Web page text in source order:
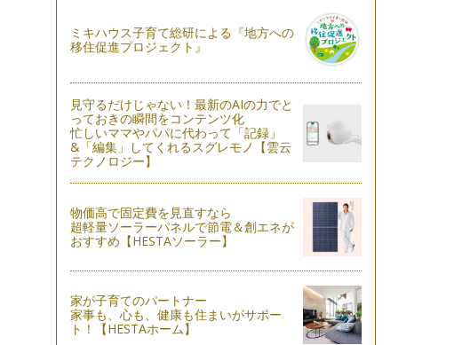
ミキハウス子育て総研による『地方への
移住促進プロジェクト』
見守るだけじゃない！最新のAIの力でと
っておきの瞬間をコンテンツ化
忙しいママやパパに代わって「記録」
&「編集」してくれるスグレモノ【雲云
テクノロジー】
物価高で固定費を見直すなら
超軽量ソーラーパネルで節電＆創エネが
おすすめ【HESTAソーラー】
家が子育てのパートナー
家事も、心も、健康も住まいがサポー
ト！【HESTAホーム】